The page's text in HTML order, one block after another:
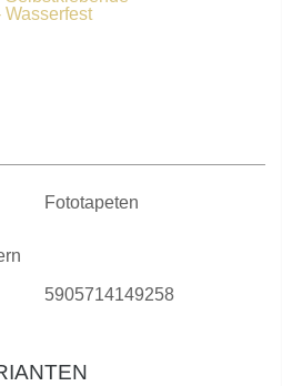
Fototapeten
5905714149258